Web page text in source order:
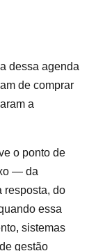
dessa agenda
de comprar
a
o ponto de
— da
resposta, do
essa
sistemas
gestão